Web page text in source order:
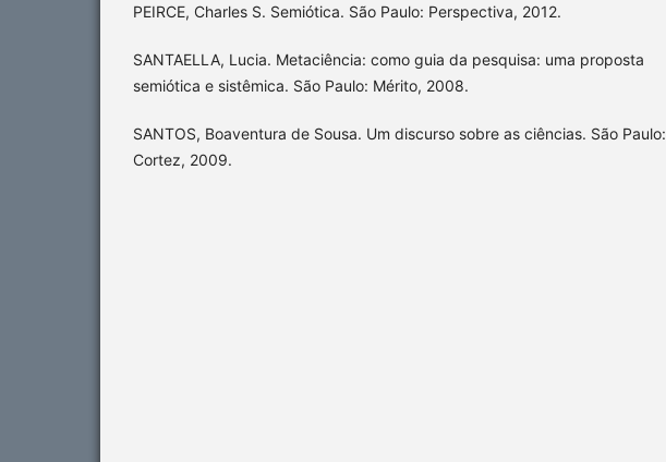
PEIRCE, Charles S. Semiótica. São Paulo: Perspectiva, 2012.
SANTAELLA, Lucia. Metaciência: como guia da pesquisa: uma proposta
semiótica e sistêmica. São Paulo: Mérito, 2008.
SANTOS, Boaventura de Sousa. Um discurso sobre as ciências. São Paulo:
Cortez, 2009.